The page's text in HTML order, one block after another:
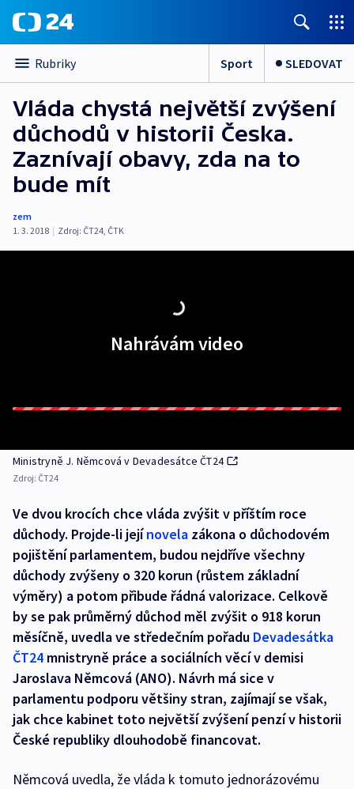
Rubriky Sport SLEDOVAT
Vláda chystá největší zvýšení
důchodů v historii Česka.
Zaznívají obavy, zda na to
bude mít
zem
1. 3. 2018 | Zdroj: ČT24, ČTK
Nahrávám video
Ministryně J. Němcová v Devadesátce ČT24
Zdroj: ČT24
Ve dvou krocích chce vláda zvýšit v příštím roce
důchody. Projde-li jejínovela zákona o důchodovém
pojištění parlamentem, budou nejdříve všechny
důchody zvýšeny o 320 korun (růstem základní
výměry) a potom přibude řádná valorizace. Celkově
by se pak průměrný důchod měl zvýšit o 918 korun
měsíčně, uvedla ve středečním pořadu Devadesátka
ČT24 mnistryně práce a sociálních věcí v demisi
Jaroslava Němcová (ANO). Návrh má sice v
parlamentu podporu většiny stran, zajímají se však,
jak chce kabinet toto největší zvýšení penzí v historii
České republiky dlouhodobě financovat.
Němcová uvedla, že vláda k tomuto jednorázovému